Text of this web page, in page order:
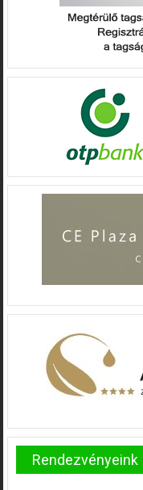
Rendezvényeink